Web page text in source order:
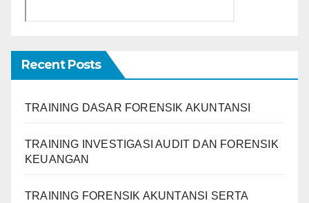
Recent Posts
TRAINING DASAR FORENSIK AKUNTANSI
TRAINING INVESTIGASI AUDIT DAN FORENSIK
KEUANGAN
TRAINING FORENSIK AKUNTANSI SERTA